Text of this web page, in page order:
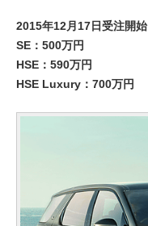
2015年12月17日受注開始
SE：500万円
HSE：590万円
HSE Luxury：700万円